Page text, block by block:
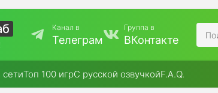
Канал в
Телеграм
Группа в
ВКонтакте
сетиТоп 100 игрС русской озвучкойF.A.Q.